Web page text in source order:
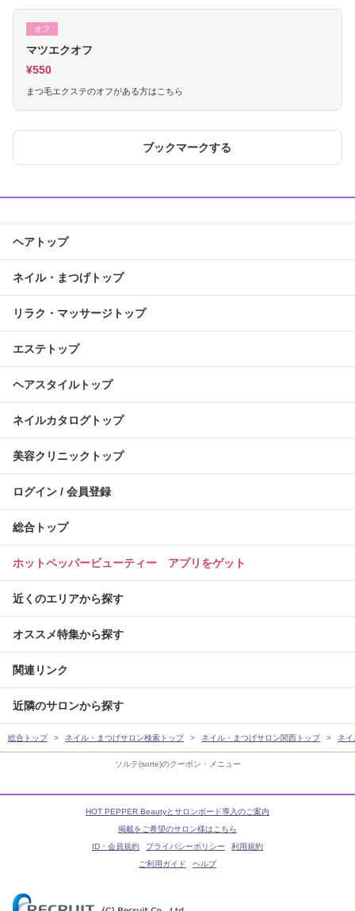
ソルテ(sorte)のクーポン・メニュー
オフ
マツエクオフ
¥550
まつ毛エクステのオフがある方はこちら
ブックマークする
ヘアトップ
ネイル・まつげトップ
リラク・マッサージトップ
エステトップ
ヘアスタイルトップ
ネイルカタログトップ
美容クリニックトップ
ログイン / 会員登録
総合トップ
ホットペッパービューティー アプリをゲット
近くのエリアから探す
オススメ特集から探す
関連リンク
近隣のサロンから探す
総合トップ ネイル・まつげサロン検索トップ ネイル・まつげサロン関西トップ ネ
HOT PEPPER Beautyとサロンボード導入のご案内
掲載をご希望のサロン様はこちら
ID・会員規約
プライバシーポリシー
利用規約
ご利用ガイド
ヘルプ